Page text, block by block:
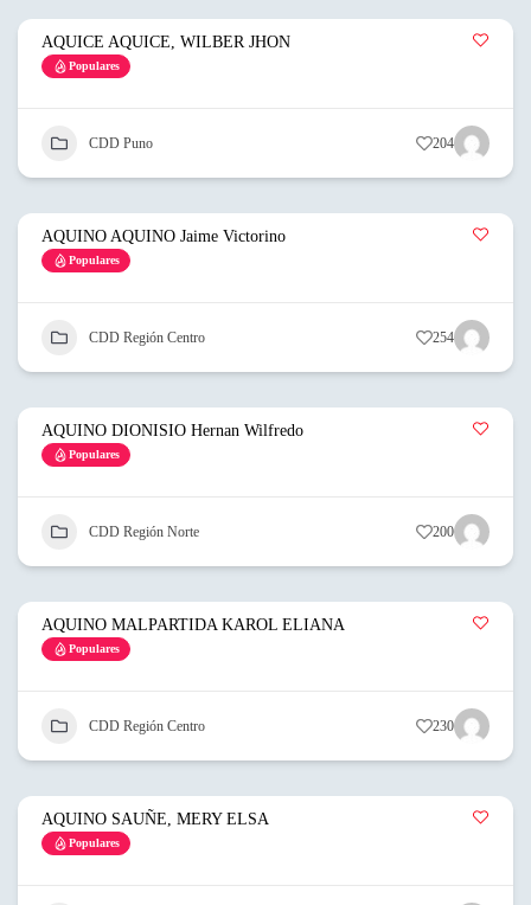
AQUICE AQUICE, WILBER JHON
Populares
CDD Puno 204
AQUINO AQUINO Jaime Victorino
Populares
CDD Región Centro 254
AQUINO DIONISIO Hernan Wilfredo
Populares
CDD Región Norte 200
AQUINO MALPARTIDA KAROL ELIANA
Populares
CDD Región Centro 230
AQUINO SAUÑE, MERY ELSA
Populares